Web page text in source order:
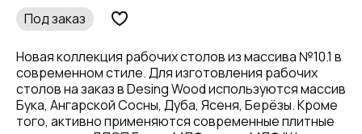
Под заказ
Новая коллекция рабочих столов из массива №10.1 в
современном стиле. Для изготовления рабочих
столов на заказ в Desing Wood используются массив
Бука, Ангарской Сосны, Дуба, Ясеня, Берёзы. Кроме
того, активно применяются современные плитные